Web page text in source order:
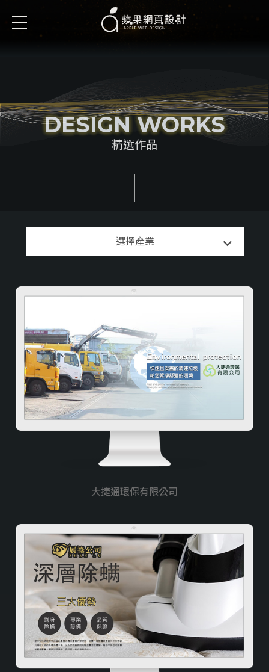
DESIGN WORKS
精選作品
選擇產業
醫美/醫療/保健
工業/製造/加工
教育類
室內設計裝潢/傢俱
防水/宅修/隔間
媒合/仲介平台
律師/記帳/會計
窗簾/燈飾/家居
旅行/旅遊/租車
民宿/飯店/旅館
衛生/清潔/環保
資訊軟體類
大捷通環保有限公司